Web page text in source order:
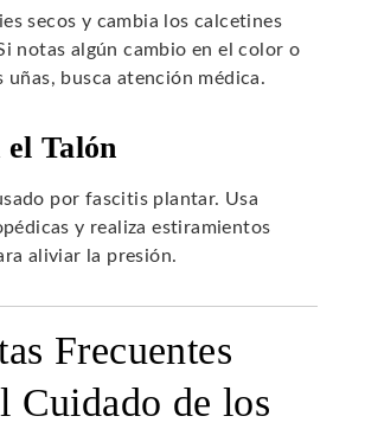
secos y cambia los calcetines
notas algún cambio en el color o
busca atención médica.
Talón
por fascitis plantar. Usa
y realiza estiramientos
aliviar la presión.
Frecuentes
Cuidado de los